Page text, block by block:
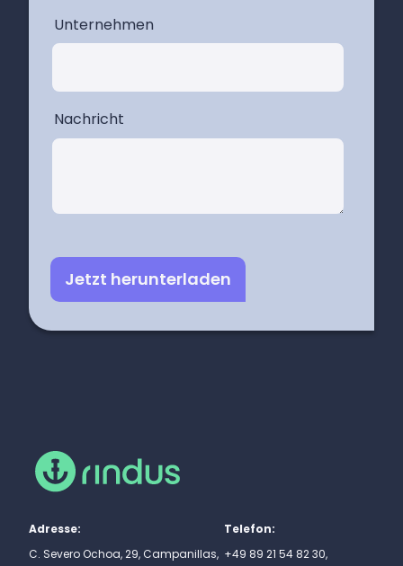
Unternehmen
Nachricht
Adresse:
C. Severo Ochoa, 29, Campanillas,
Telefon:
+49 89 21 54 82 30,